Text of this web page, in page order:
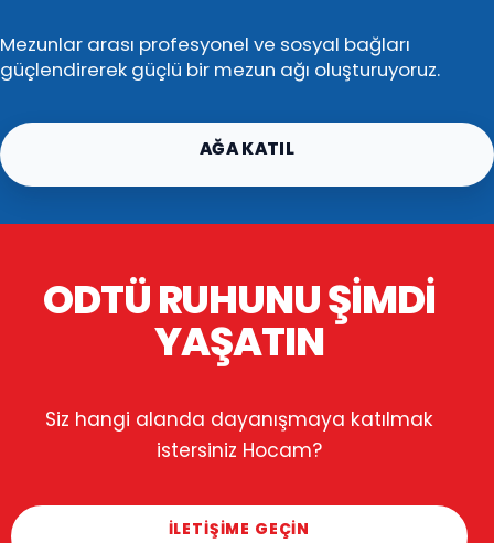
Mezunlar arası profesyonel ve sosyal bağları
güçlendirerek güçlü bir mezun ağı oluşturuyoruz.
AĞA KATIL
ODTÜ RUHUNU ŞIMDI
YAŞATIN
Siz hangi alanda dayanışmaya katılmak
istersiniz Hocam?
İLETİŞİME GEÇİN